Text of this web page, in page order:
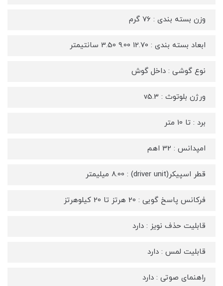
وزن بسته بندی : 76 گرم
ابعاد بسته بندی : 12.70 9.00 3.50 سانتیمتر
نوع گوشی : داخل گوش
ورژن بلوتوث : v5.3
برد : تا 10 متر
امپدانس : 32 اهم
قطر اسپیکر(driver unit) : 8.00 میلیمتر
فرکانس پاسخ گویی : 20 هرتز تا 20 کیلوهرتز
قابلیت حذف نویز : دارد
قابلیت لمس : دارد
راهنمای صوتی : دارد